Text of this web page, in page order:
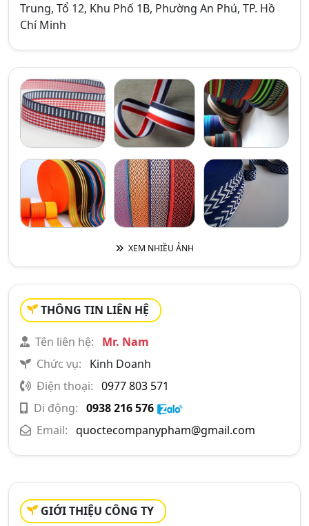
Trung, Tổ 12, Khu Phố 1B, Phường An Phú, TP. Hồ
Chí Minh
XEM NHIỀU ẢNH
THÔNG TIN LIÊN HỆ
Tên liên hệ:
Mr. Nam
Chức vụ:
Kinh Doanh
Điện thoại: 0977 803 571
Di động: 0938 216 576
Email: quoctecompanypham@gmail.com
GIỚI THIỆU CÔNG TY